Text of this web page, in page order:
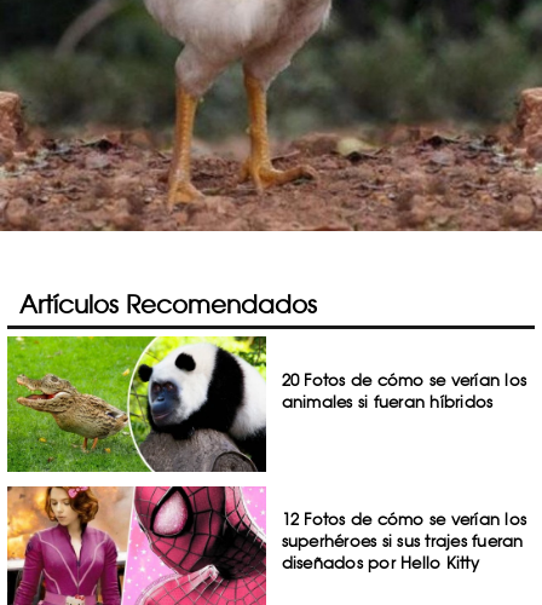
Artículos Recomendados
20 Fotos de cómo se verían los
animales si fueran híbridos
12 Fotos de cómo se verían los
superhéroes si sus trajes fueran
diseñados por Hello Kitty